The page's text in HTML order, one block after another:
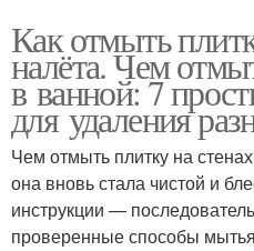
Как отмыть
налёта. Чем
в ванной: 7
для удаления
Чем отмыть плитку на
она вновь стала чистой и
инструкции —
проверенные способы